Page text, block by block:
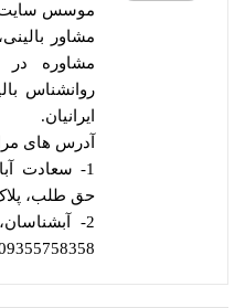
موسس سایت
روانشناس
ایرانیان.
آدرس های
1- سعادت
حق طلب، پلاک 16،
2-